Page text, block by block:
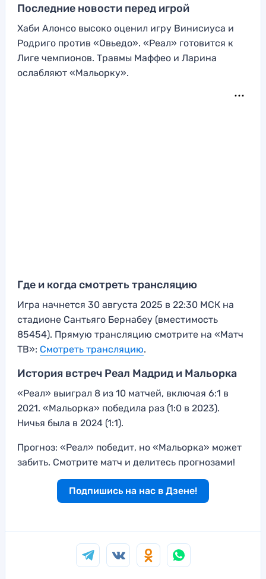
Последние новости перед игрой
Хаби Алонсо высоко оценил игру Винисиуса и
Родриго против «Овьедо». «Реал» готовится к
Лиге чемпионов. Травмы Маффео и Ларина
ослабляют «Мальорку».
Где и когда смотреть трансляцию
Игра начнется 30 августа 2025 в 22:30 МСК на
стадионе Сантьяго Бернабеу (вместимость
85454). Прямую трансляцию смотрите на «Матч
ТВ»: Смотреть трансляцию.
История встреч Реал Мадрид и Мальорка
«Реал» выиграл 8 из 10 матчей, включая 6:1 в
2021. «Мальорка» победила раз (1:0 в 2023).
Ничья была в 2024 (1:1).
Прогноз: «Реал» победит, но «Мальорка» может
забить. Смотрите матч и делитесь прогнозами!
Подпишись на нас в Дзене!